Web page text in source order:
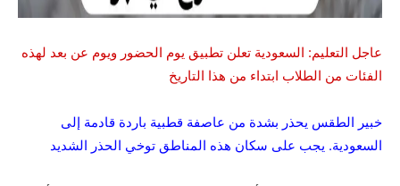
عاجل التعليم: السعودية تعلن تطبيق يوم الحضور ويوم عن بعد لهذه
الفئات من الطلاب ابتداء من هذا التاريخ
خبير الطقس يحذر بشدة من عاصفة قطبية باردة قادمة إلى
السعودية. يجب على سكان هذه المناطق توخي الحذر الشديد